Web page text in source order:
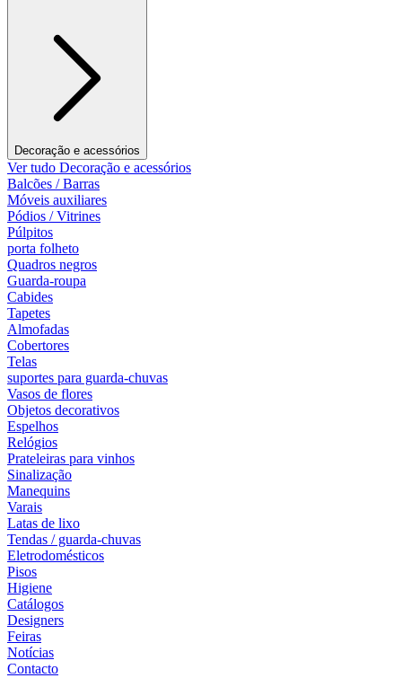
Decoração e acessórios
Ver tudo Decoração e acessórios
Balcões / Barras
Móveis auxiliares
Pódios / Vitrines
Púlpitos
porta folheto
Quadros negros
Guarda-roupa
Cabides
Tapetes
Almofadas
Cobertores
Telas
suportes para guarda-chuvas
Vasos de flores
Objetos decorativos
Espelhos
Relógios
Prateleiras para vinhos
Sinalização
Manequins
Varais
Latas de lixo
Tendas / guarda-chuvas
Eletrodomésticos
Pisos
Higiene
Catálogos
Designers
Feiras
Notícias
Contacto